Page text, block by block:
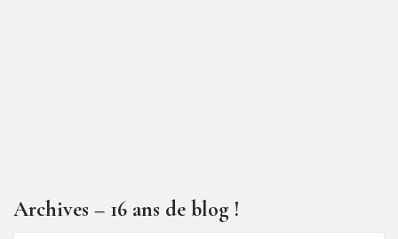
Archives – 16 ans de blog !